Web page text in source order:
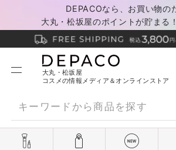
DEPACOなら、お買い物の
大丸・松坂屋のポイントが貯まる
大丸・松坂屋
コスメの情報メディア＆オンラインストア